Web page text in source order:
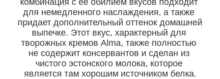
комбинация с ее обилием вкусов подходит
для немедленного наслаждения, а также
придает дополнительный оттенок домашней
выпечке. Этот вкус, характерный для
творожных кремов Alma, также полностью
не содержит консервантов и сделан из
чистого эстонского молока, которое
является там хорошим источником белка.